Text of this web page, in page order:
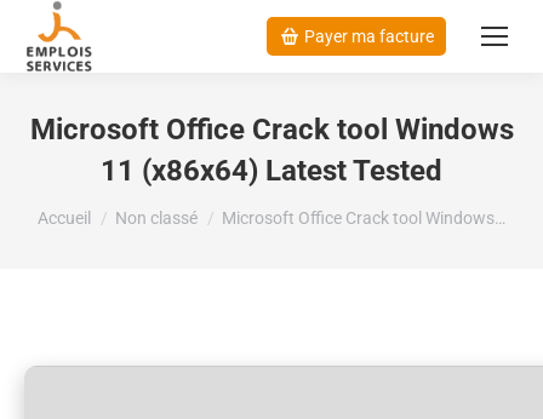
Payer ma facture
Microsoft Office Crack tool Windows
11 (x86x64) Latest Tested
Vous êtes ici :
Accueil Non classé Microsoft Office Crack tool Windows…